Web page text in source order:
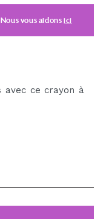
Nous vous aidonsici
avec ce crayon à
aux poils